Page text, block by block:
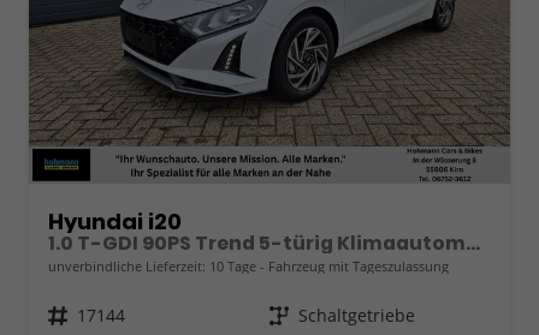
Hyundai i20
1.0 T-GDI 90PS Trend 5-türig Klimaautomatik Sitzheizung Lenkradheizung Rückf.Kamera PDC Apple CarPlay Android Auto Tempomat Touchscreen 16"LM
unverbindliche Lieferzeit: 10 Tage Fahrzeug mit Tageszulassung
Fahrzeugnr. 17144 Getriebe Schaltgetriebe